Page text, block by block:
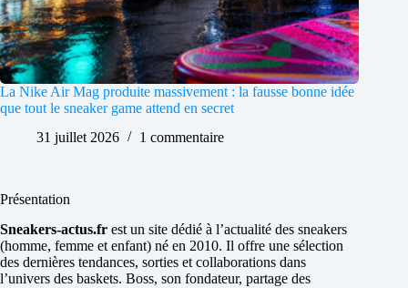
La Nike Air Mag produite massivement : la fausse bonne idée
que tout le sneaker game attend en secret
31 juillet 2026
1 commentaire
Présentation
Sneakers-actus.fr est un site dédié à l’actualité des sneakers
(homme, femme et enfant) né en 2010. Il offre une sélection
des dernières tendances, sorties et collaborations dans
l’univers des baskets. Boss, son fondateur, partage des